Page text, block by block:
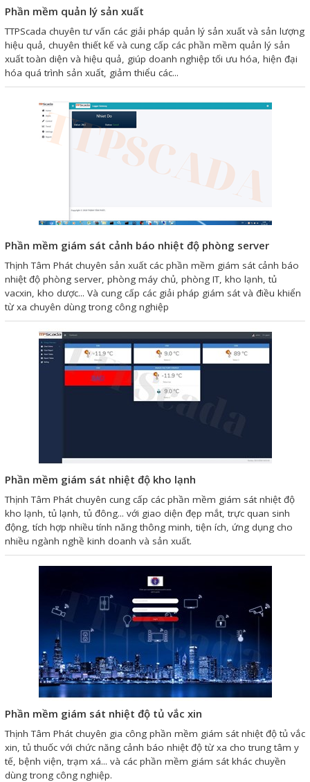
Phần mềm quản lý sản xuất
TTPScada chuyên tư vấn các giải pháp quản lý sản xuất và sản lượng
hiệu quả, chuyên thiết kế và cung cấp các phần mềm quản lý sản
xuất toàn diện và hiệu quả, giúp doanh nghiệp tối ưu hóa, hiện đại
hóa quá trình sản xuất, giảm thiểu các...
Phần mềm giám sát cảnh báo nhiệt độ phòng server
Thịnh Tâm Phát chuyên sản xuất các phần mềm giám sát cảnh báo
nhiệt độ phòng server, phòng máy chủ, phòng IT, kho lạnh, tủ
vacxin, kho dược... Và cung cấp các giải pháp giám sát và điều khiển
từ xa chuyên dùng trong công nghiệp
Phần mềm giám sát nhiệt độ kho lạnh
Thịnh Tâm Phát chuyên cung cấp các phần mềm giám sát nhiệt độ
kho lạnh, tủ lạnh, tủ đông... với giao diện đẹp mắt, trực quan sinh
động, tích hợp nhiều tính năng thông minh, tiện ích, ứng dụng cho
nhiều ngành nghề kinh doanh và sản xuất.
Phần mềm giám sát nhiệt độ tủ vắc xin
Thịnh Tâm Phát chuyên gia công phần mềm giám sát nhiệt độ tủ vắc
xin, tủ thuốc với chức năng cảnh báo nhiệt độ từ xa cho trung tâm y
tế, bệnh viện, trạm xá... và các phần mềm giám sát khác chuyền
dùng trong công nghiệp.
Liên hệ
Đóng
Facebook
Gọi cho chúng tôi
Nhắn tin
Mail
COPYRIGHT 2018. ALL RIGHTS RESERVED